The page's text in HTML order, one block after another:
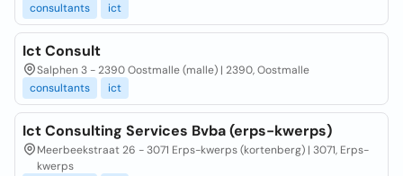
consultants
ict
Ict Consult
Salphen 3 - 2390 Oostmalle (malle) | 2390, Oostmalle
consultants
ict
Ict Consulting Services Bvba (erps-kwerps)
Meerbeekstraat 26 - 3071 Erps-kwerps (kortenberg) | 3071, Erps-
kwerps